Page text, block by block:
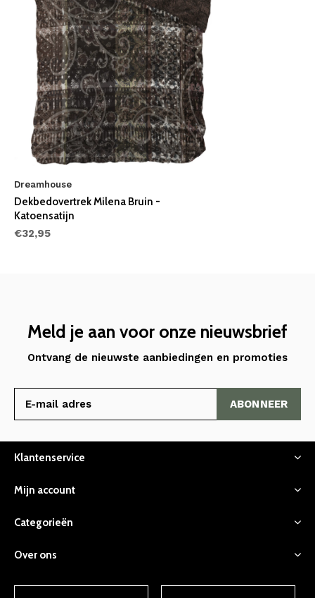
Dreamhouse
Dekbedovertrek Milena Bruin -
Katoensatijn
€32,95
Meld je aan voor onze nieuwsbrief
Ontvang de nieuwste aanbiedingen en promoties
ABONNEER
Klantenservice
Mijn account
Categorieën
Over ons